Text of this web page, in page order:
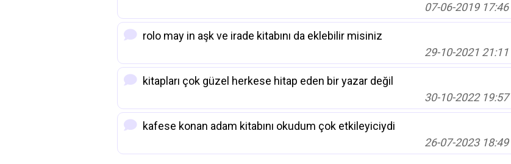
07-06-2019 17:46
rolo may in aşk ve irade kitabını da eklebilir misiniz
29-10-2021 21:11
kitapları çok güzel herkese hitap eden bir yazar değil
30-10-2022 19:57
kafese konan adam kitabını okudum çok etkileyiciydi
26-07-2023 18:49